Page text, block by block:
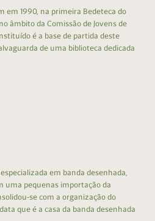
em 1990, na primeira Bedeteca do
âmbito da Comissão de Jovens de
é a base de partida deste
de uma biblioteca dedicada
em banda desenhada,
uma pequenas importação da
se com a organização do
que é a casa da banda desenhada